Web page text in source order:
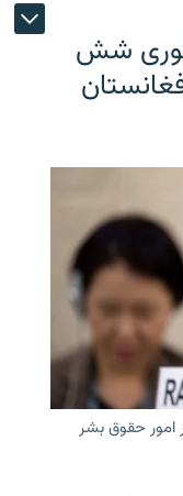
فوری شش
امور حقوق بشر